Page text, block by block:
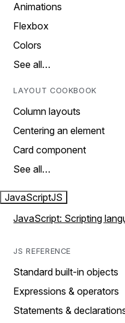
Animations
Flexbox
Colors
See all…
LAYOUT COOKBOOK
Column layouts
Centering an element
Card component
See all…
JavaScriptJS
JavaScript: Scripting
JS REFERENCE
Standard built-in objects
Expressions & operators
Statements &